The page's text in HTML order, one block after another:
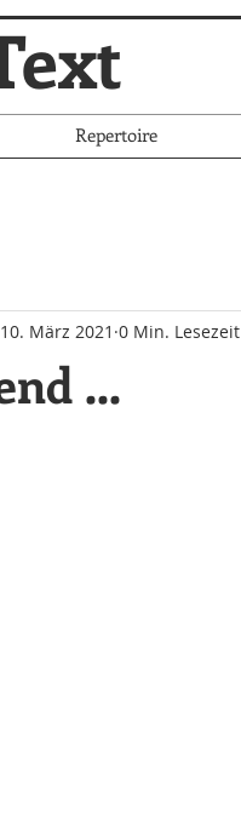
...
10. März 2021 0 Min. Lesezeit
Repertoire